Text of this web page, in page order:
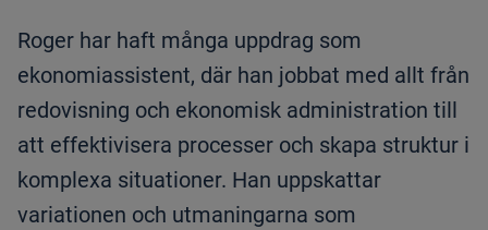
Roger har haft många uppdrag som
ekonomiassistent, där han jobbat med allt från
redovisning och ekonomisk administration till
att effektivisera processer och skapa struktur i
komplexa situationer. Han uppskattar
variationen och utmaningarna som